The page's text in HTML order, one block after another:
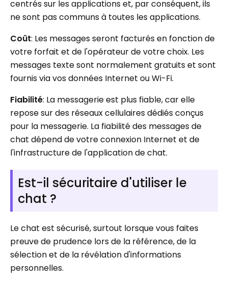
centrés sur les applications et, par conséquent, ils
ne sont pas communs à toutes les applications.
Coût: Les messages seront facturés en fonction de
votre forfait et de l'opérateur de votre choix. Les
messages texte sont normalement gratuits et sont
fournis via vos données Internet ou Wi-Fi.
Fiabilité: La messagerie est plus fiable, car elle
repose sur des réseaux cellulaires dédiés conçus
pour la messagerie. La fiabilité des messages de
chat dépend de votre connexion Internet et de
l'infrastructure de l'application de chat.
Est-il sécuritaire d'utiliser le
chat ?
Le chat est sécurisé, surtout lorsque vous faites
preuve de prudence lors de la référence, de la
sélection et de la révélation d'informations
personnelles.